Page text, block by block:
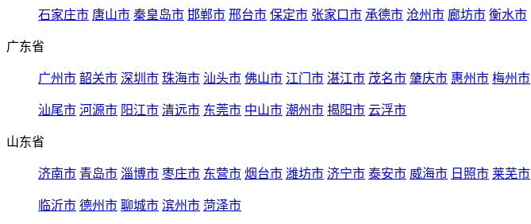
石家庄市 唐山市 秦皇岛市 邯郸市 邢台市 保定市 张家口市 承德市 沧州市 廊坊市 衡水市
广东省
广州市 韶关市 深圳市 珠海市 汕头市 佛山市 江门市 湛江市 茂名市 肇庆市 惠州市 梅州市
汕尾市 河源市 阳江市 清远市 东莞市 中山市 潮州市 揭阳市 云浮市
山东省
济南市 青岛市 淄博市 枣庄市 东营市 烟台市 潍坊市 济宁市 泰安市 威海市 日照市 莱芜市
临沂市 德州市 聊城市 滨州市 菏泽市